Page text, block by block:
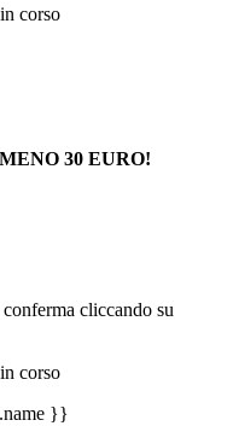
corso
30 EURO!
cliccando su
corso
}}